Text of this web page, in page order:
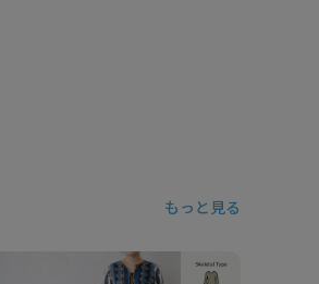
もっと見る